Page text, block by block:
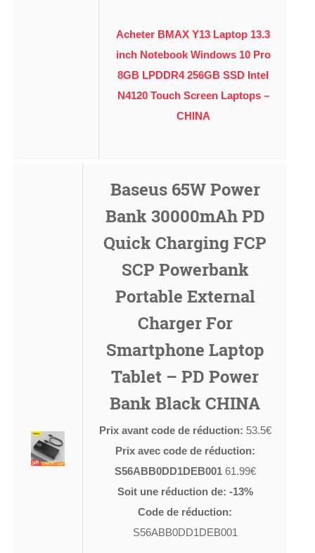
Acheter BMAX Y13 Laptop 13.3
inch Notebook Windows 10 Pro
8GB LPDDR4 256GB SSD Intel
N4120 Touch Screen Laptops –
CHINA
Baseus 65W Power
Bank 30000mAh PD
Quick Charging FCP
SCP Powerbank
Portable External
Charger For
Smartphone Laptop
Tablet – PD Power
Bank Black CHINA
Prix avant code de réduction: 53.5€
Prix avec code de réduction:
S56ABB0DD1DEB001 61.99€
Soit une réduction de: -13%
Code de réduction:
S56ABB0DD1DEB001